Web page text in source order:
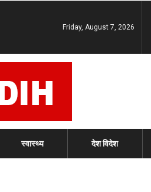
Friday, August 7, 2026
स्वास्थ्य देश विदेश